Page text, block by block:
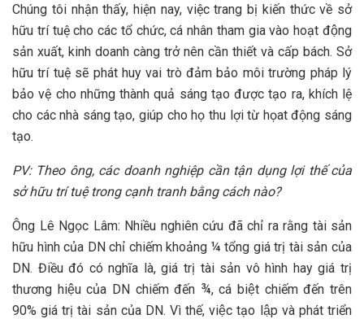
Chúng tôi nhận thấy, hiện nay, việc trang bị kiến thức về sở
hữu trí tuệ cho các tổ chức, cá nhân tham gia vào hoạt động
sản xuất, kinh doanh càng trở nên cần thiết và cấp bách. Sở
hữu trí tuệ sẽ phát huy vai trò đảm bảo môi trường pháp lý
bảo vệ cho những thành quả sáng tạo được tạo ra, khích lệ
cho các nhà sáng tạo, giúp cho họ thu lợi từ họat động sáng
tạo.
PV: Theo ông, các doanh nghiệp cần tận dụng lợi thế của
sở hữu trí tuệ trong cạnh tranh bằng cách nào?
Ông Lê Ngọc Lâm: Nhiều nghiên cứu đã chỉ ra rằng tài sản
hữu hình của DN chỉ chiếm khoảng ¼ tổng giá trị tài sản của
DN. Điều đó có nghĩa là, giá trị tài sản vô hình hay giá trị
thương hiệu của DN chiếm đến ¾, cá biệt chiếm đến trên
90% giá trị tài sản của DN. Vì thế, việc tạo lập và phát triển